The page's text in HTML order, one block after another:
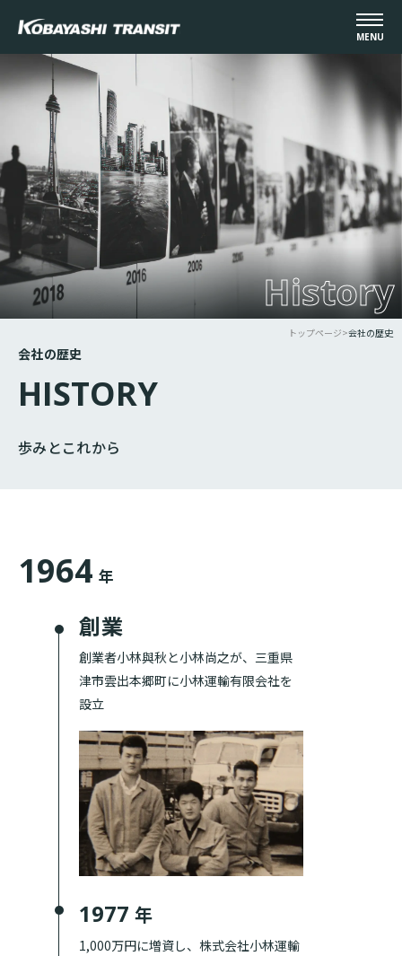
MENU
トップページ>会社の歴史
会社の歴史
HISTORY
歩みとこれから
History
1964 年
創業
創業者小林與秋と小林尚之が、三重県
津市雲出本郷町に小林運輸有限会社を
設立
1977 年
1,000万円に増資し、株式会社小林運輸